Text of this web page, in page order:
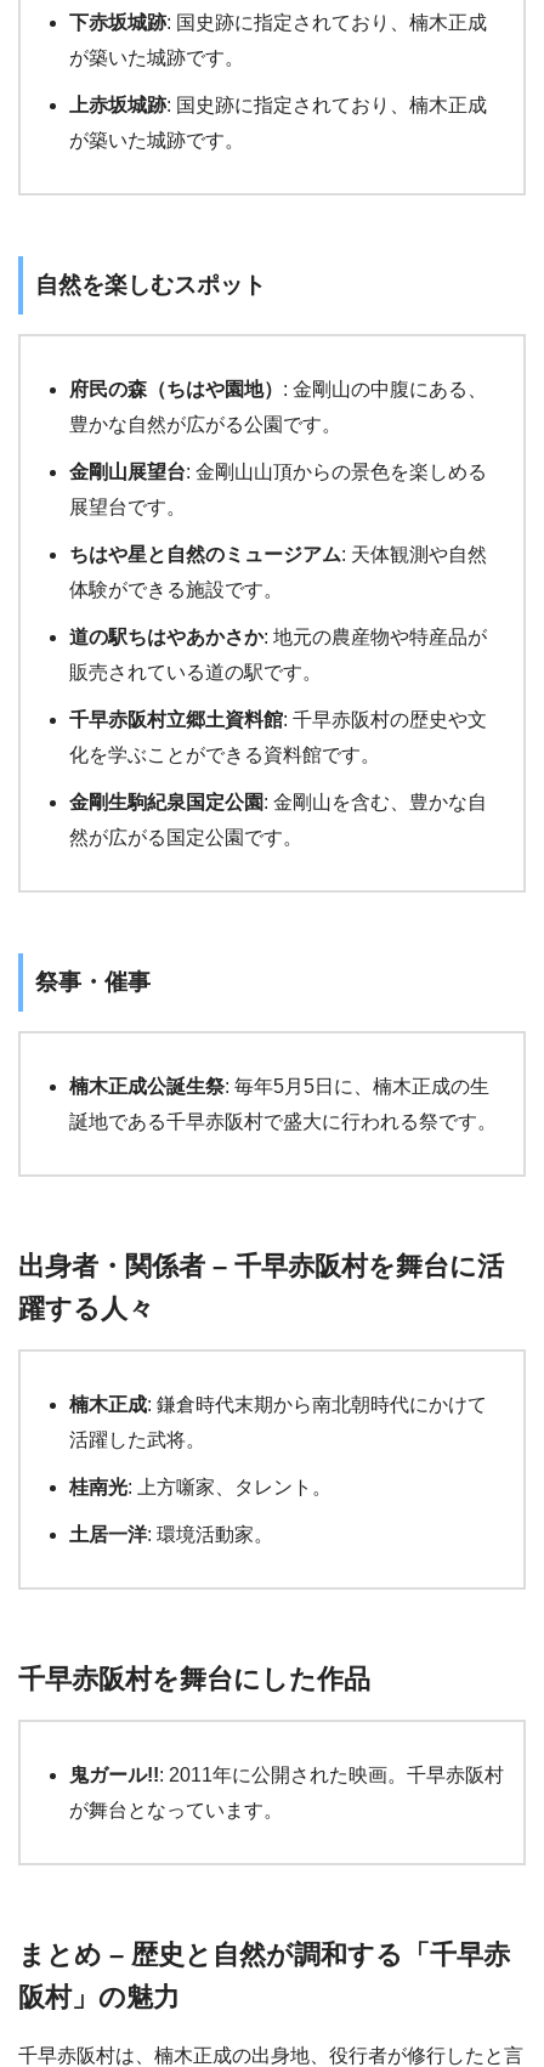
下赤坂城跡: 国史跡に指定されており、楠木正成
が築いた城跡です。
上赤坂城跡: 国史跡に指定されており、楠木正成
が築いた城跡です。
自然を楽しむスポット
府民の森（ちはや園地） : 金剛山の中腹にある、
豊かな自然が広がる公園です。
金剛山展望台: 金剛山山頂からの景色を楽しめる
展望台です。
ちはや星と自然のミュージアム: 天体観測や自然
体験ができる施設です。
道の駅ちはやあかさか: 地元の農産物や特産品が
販売されている道の駅です。
千早赤阪村立郷土資料館: 千早赤阪村の歴史や文
化を学ぶことができる資料館です。
金剛生駒紀泉国定公園: 金剛山を含む、豊かな自
然が広がる国定公園です。
祭事・催事
楠木正成公誕生祭: 毎年5月5日に、楠木正成の生
誕地である千早赤阪村で盛大に行われる祭です。
出身者・関係者 – 千早赤阪村を舞台に活
躍する人々
楠木正成: 鎌倉時代末期から南北朝時代にかけて
活躍した武将。
桂南光: 上方噺家、タレント。
土居一洋: 環境活動家。
千早赤阪村を舞台にした作品
鬼ガール!!: 2011年に公開された映画。千早赤阪村
が舞台となっています。
まとめ – 歴史と自然が調和する「千早赤
阪村」の魅力
千早赤阪村は、楠木正成の出身地、役行者が修行したと言